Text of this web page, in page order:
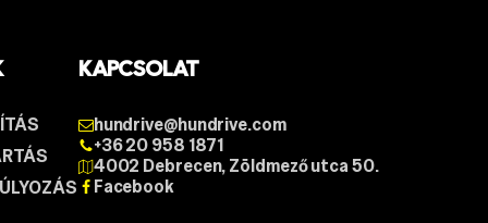
KAPCSOLAT
hundrive@hundrive.com
+36 20 958 1871
4002 Debrecen, Zöldmező utca 50.
Facebook